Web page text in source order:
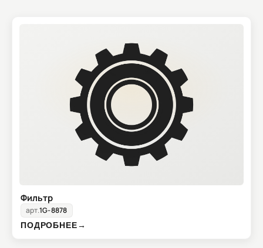
Фильтр
арт.1G-8878
ПОДРОБНЕЕ→